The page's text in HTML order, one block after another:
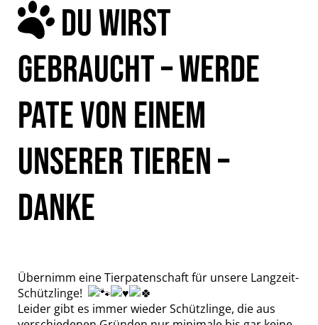
DU WIRST
GEBRAUCHT – WERDE
PATE VON EINEM
UNSERER TIEREN –
DANKE
Übernimm eine Tierpatenschaft für unsere Langzeit-
Schützlinge!
Leider gibt es immer wieder Schützlinge, die aus